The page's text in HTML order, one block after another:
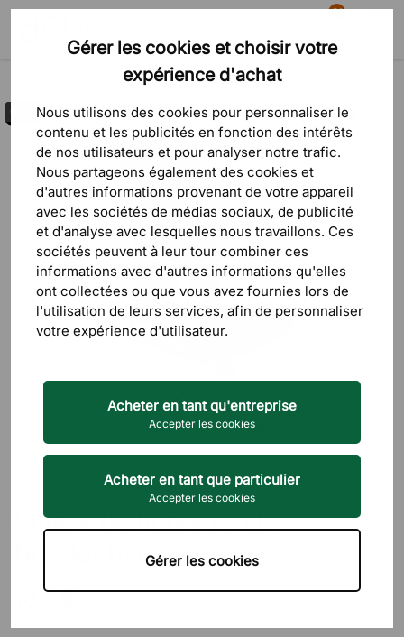
Gérer les cookies et choisir votre
expérience d'achat
Nous utilisons des cookies pour personnaliser le
contenu et les publicités en fonction des intérêts
de nos utilisateurs et pour analyser notre trafic.
Nous partageons également des cookies et
d'autres informations provenant de votre appareil
avec les sociétés de médias sociaux, de publicité
et d'analyse avec lesquelles nous travaillons. Ces
sociétés peuvent à leur tour combiner ces
informations avec d'autres informations qu'elles
ont collectées ou que vous avez fournies lors de
l'utilisation de leurs services, afin de personnaliser
votre expérience d'utilisateur.
Acheter en tant qu'entreprise
Accepter les cookies
Acheter en tant que particulier
Accepter les cookies
Gérer les cookies
Recherche
81
Panier
4 commentaires
Outlet
DIREKT INTERIÖR
Chaise de bureau Note -
Dossier haut
189 €